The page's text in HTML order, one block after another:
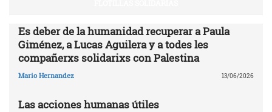
Es deber de la humanidad recuperar a Paula
Giménez, a Lucas Aguilera y a todes les
compañerxs solidarixs con Palestina
Mario Hernandez 13/06/2026
Las acciones humanas útiles